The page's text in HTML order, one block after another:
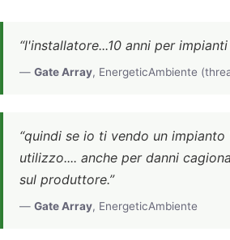
“l'installatore...10 anni per
— Gate Array, EnergeticAmbiente
“quindi se io ti vendo un
utilizzo.... anche per danni
sul produttore.”
— Gate Array, EnergeticAmbiente